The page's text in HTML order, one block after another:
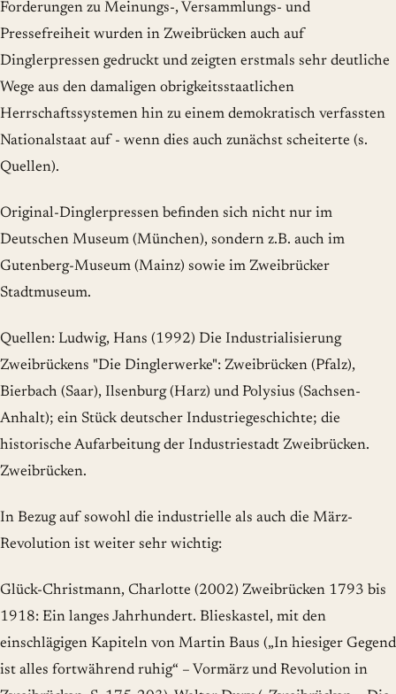
Forderungen zu Meinungs-, Versammlungs- und
Pressefreiheit wurden in Zweibrücken auch auf
Dinglerpressen gedruckt und zeigten erstmals sehr deutliche
Wege aus den damaligen obrigkeitsstaatlichen
Herrschaftssystemen hin zu einem demokratisch verfassten
Nationalstaat auf - wenn dies auch zunächst scheiterte (s.
Quellen).
Original-Dinglerpressen befinden sich nicht nur im
Deutschen Museum (München), sondern z.B. auch im
Gutenberg-Museum (Mainz) sowie im Zweibrücker
Stadtmuseum.
Quellen: Ludwig, Hans (1992) Die Industrialisierung
Zweibrückens "Die Dinglerwerke": Zweibrücken (Pfalz),
Bierbach (Saar), Ilsenburg (Harz) und Polysius (Sachsen-
Anhalt); ein Stück deutscher Industriegeschichte; die
historische Aufarbeitung der Industriestadt Zweibrücken.
Zweibrücken.
In Bezug auf sowohl die industrielle als auch die März-
Revolution ist weiter sehr wichtig:
Glück-Christmann, Charlotte (2002) Zweibrücken 1793 bis
1918: Ein langes Jahrhundert. Blieskastel, mit den
einschlägigen Kapiteln von Martin Baus („In hiesiger Gegend
ist alles fortwährend ruhig“ – Vormärz und Revolution in